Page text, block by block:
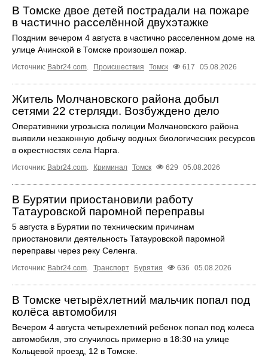
В Томске двое детей пострадали на пожаре
в частично расселённой двухэтажке
Поздним вечером 4 августа в частично расселенном доме на
улице Ачинской в Томске произошел пожар.
Источник: Babr24.com. Происшествия Томск 617 05.08.2026
Житель Молчановского района добыл
сетями 22 стерляди. Возбуждено дело
Оперативники угрозыска полиции Молчановского района
выявили незаконную добычу водных биологических ресурсов
в окрестностях села Нарга.
Источник: Babr24.com. Криминал Томск 629 05.08.2026
В Бурятии приостановили работу
Татауровской паромной переправы
5 августа в Бурятии по техническим причинам
приостановили деятельность Татауровской паромной
переправы через реку Селенга.
Источник: Babr24.com. Транспорт Бурятия 636 05.08.2026
В Томске четырёхлетний мальчик попал под
колёса автомобиля
Вечером 4 августа четырехлетний ребенок попал под колеса
автомобиля, это случилось примерно в 18:30 на улице
Кольцевой проезд, 12 в Томске.